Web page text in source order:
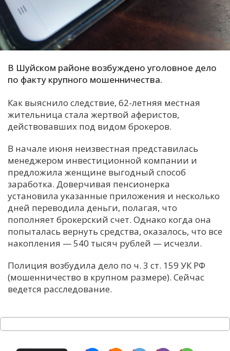
И
Н
Т
Х
Ч
Я
В Шуйском районе возбуждено уголовное дело
по факту крупного мошенничества.
Как выяснило следствие, 62-летняя местная
жительница стала жертвой аферистов,
действовавших под видом брокеров.
В начале июня неизвестная представилась
менеджером инвестиционной компании и
предложила женщине выгодный способ
заработка. Доверчивая пенсионерка
установила указанные приложения и несколько
дней переводила деньги, полагая, что
пополняет брокерский счет. Однако когда она
попыталась вернуть средства, оказалось, что все
накопления — 540 тысяч рублей — исчезли.
Полиция возбудила дело по ч. 3 ст. 159 УК РФ
(мошенничество в крупном размере). Сейчас
ведется расследование.